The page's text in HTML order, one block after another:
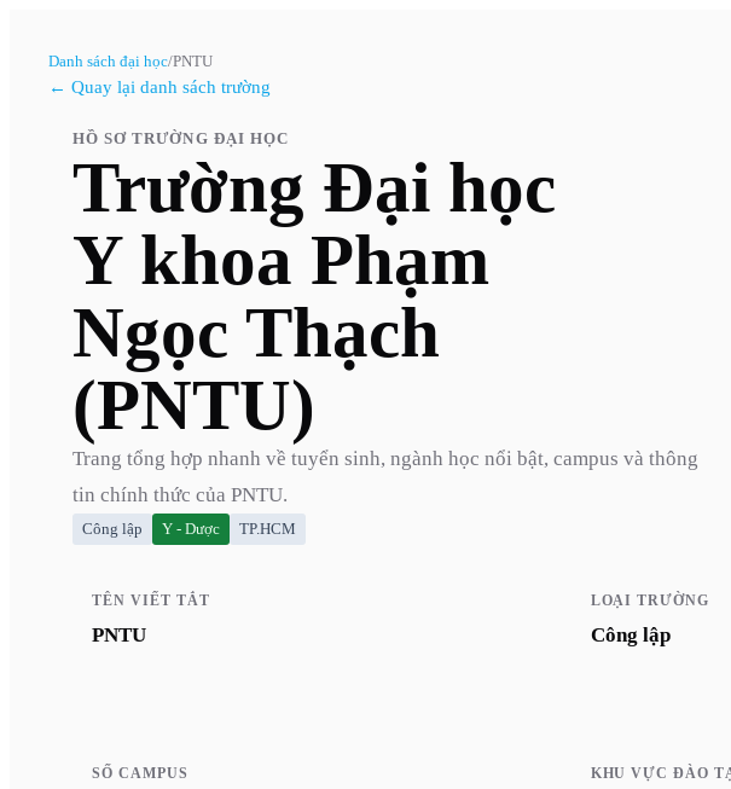
Danh sách đại học/PNTU
← Quay lại danh sách trường
HỒ SƠ TRƯỜNG ĐẠI HỌC
Trường Đại học
Y khoa Phạm
Ngọc Thạch
(PNTU)
Trang tổng hợp nhanh về tuyển sinh, ngành học nổi bật, campus và thông
tin chính thức của PNTU.
Công lập Y - Dược TP.HCM
TÊN VIẾT TẮT
PNTU
LOẠI TRƯỜNG
Công lập
SỐ CAMPUS KHU VỰC ĐÀO